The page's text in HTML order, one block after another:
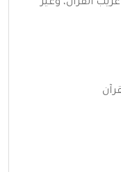
القرآن، وغير